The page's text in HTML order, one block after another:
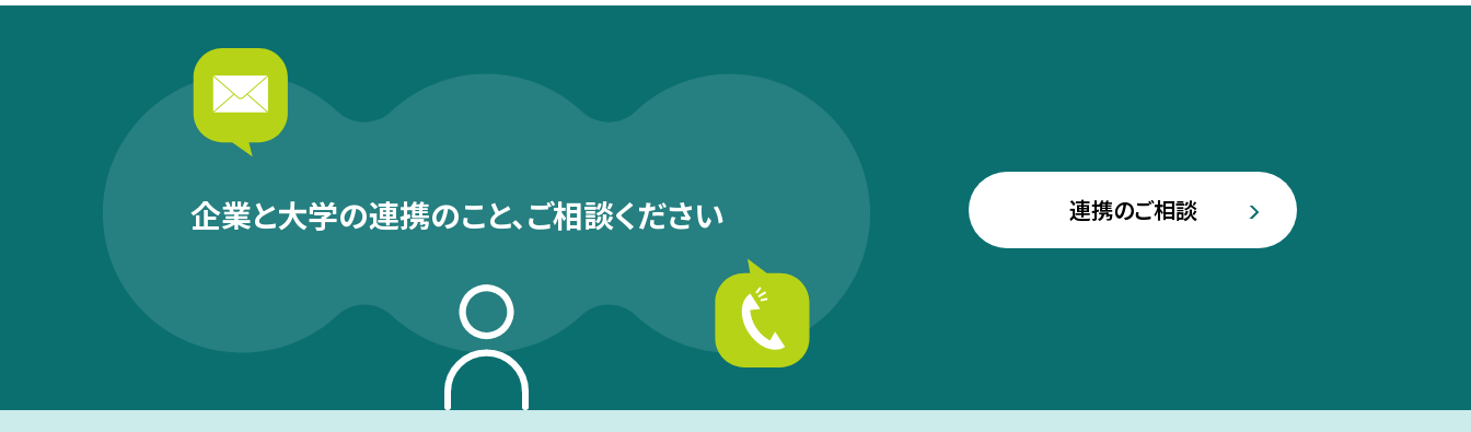
企業と大学の連携のこと、ご相談ください 連携のご相談